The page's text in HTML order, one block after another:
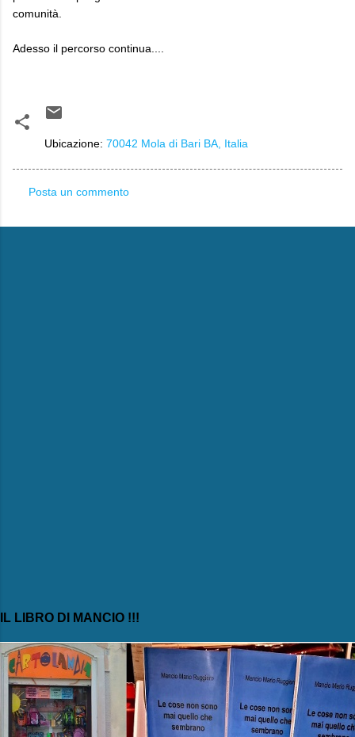
comunità.
Adesso il percorso continua....
Ubicazione: 70042 Mola di Bari BA, Italia
o
Posta un commento
IL LIBRO DI MANCIO !!!